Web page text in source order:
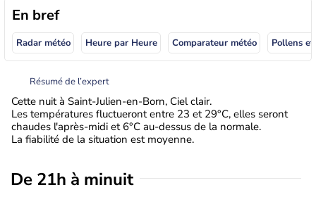
En bref
Radar météo Heure par Heure Comparateur météo Pollens
Résumé de l’expert
Cette nuit à Saint-Julien-en-Born, Ciel clair.
Les températures fluctueront entre 23 et 29°C, elles seront
chaudes l'après-midi et 6°C au-dessus de la normale.
La fiabilité de la situation est moyenne.
De 21h à minuit